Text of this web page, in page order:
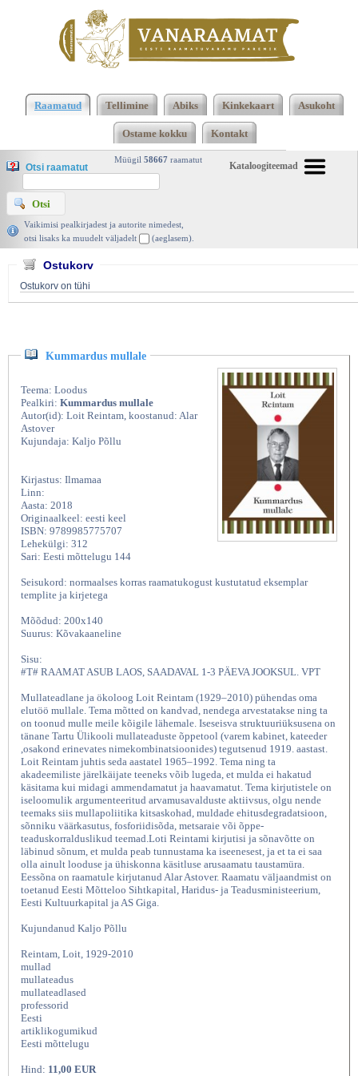
Kummardus mullale, Ilmamaa 2018
mullale, Ilmamaa 2018 | vanaraamat. ee
Raamatud Tellimine Abiks Kinkekaart Asukoht
Ostame kokku Kontakt
Kataloogiteemad
Müügil 58667 raamatut
Otsi raamatut
Vaikimisi pealkirjadest ja autorite nimedest,
otsi lisaks ka muudelt väljadelt
(aeglasem).
Ostukorv
Ostukorv on tühi
Kummardus mullale
Teema: Loodus
Pealkiri: Kummardus mullale
Autor(id): Loit Reintam, koostanud: Alar
Astover
Kujundaja: Kaljo Põllu
Kirjastus: Ilmamaa
Linn:
Aasta: 2018
Originaalkeel: eesti keel
ISBN: 9789985775707
Lehekülgi: 312
Sari: Eesti mõttelugu 144
Seisukord: normaalses korras raamatukogust kustutatud eksemplar
templite ja kirjetega
Mõõdud: 200x140
Suurus: Kõvakaaneline
Sisu:
#T# RAAMAT ASUB LAOS, SAADAVAL 1-3 PÄEVA JOOKSUL. VPT
Mullateadlane ja ökoloog Loit Reintam (1929–2010) pühendas oma
elutöö mullale. Tema mõtted on kandvad, nendega arvestatakse ning ta
on toonud mulle meile kõigile lähemale. Iseseisva struktuuriüksusena on
tänane Tartu Ülikooli mullateaduste õppetool (varem kabinet, kateeder
,osakond erinevates nimekombinatsioonides) tegutsenud 1919. aastast.
Loit Reintam juhtis seda aastatel 1965–1992. Tema ning ta
akadeemiliste järelkäijate teeneks võib lugeda, et mulda ei hakatud
käsitama kui midagi ammendamatut ja haavamatut. Tema kirjutistele on
iseloomulik argumenteeritud arvamusavalduste aktiivsus, olgu nende
teemaks siis mullapoliitika kitsaskohad, muldade ehitusdegradatsioon,
sõnniku väärkasutus, fosforiidisõda, metsaraie või õppe-
teaduskorralduslikud teemad.Loti Reintami kirjutisi ja sõnavõtte on
läbinud sõnum, et mulda peab tunnustama ka iseenesest, ja et ta ei saa
olla ainult looduse ja ühiskonna käsitluse arusaamatu taustamüra.
Eessõna on raamatule kirjutanud Alar Astover. Raamatu väljaandmist on
toetanud Eesti Mõtteloo Sihtkapital, Haridus- ja Teadusministeerium,
Eesti Kultuurkapital ja AS Giga.
Kujundanud Kaljo Põllu
Reintam, Loit, 1929-2010
mullad
mullateadus
mullateadlased
professorid
Eesti
artiklikogumikud
Eesti mõttelugu
Hind: 11,00 EUR